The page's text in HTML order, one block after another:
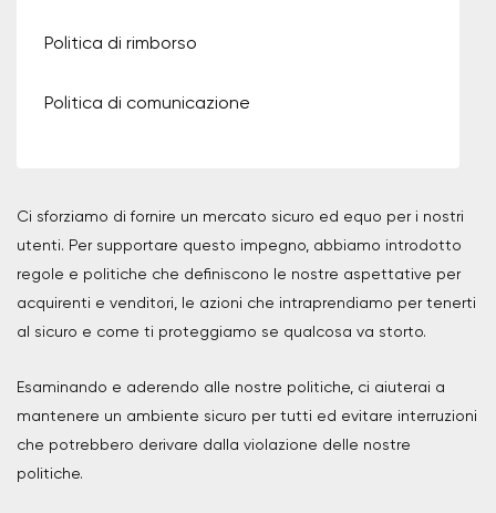
Politica di rimborso
Politica di comunicazione
Ci sforziamo di fornire un mercato sicuro ed equo per i nostri
utenti. Per supportare questo impegno, abbiamo introdotto
regole e politiche che definiscono le nostre aspettative per
acquirenti e venditori, le azioni che intraprendiamo per tenerti
al sicuro e come ti proteggiamo se qualcosa va storto.
Esaminando e aderendo alle nostre politiche, ci aiuterai a
mantenere un ambiente sicuro per tutti ed evitare interruzioni
che potrebbero derivare dalla violazione delle nostre
politiche.